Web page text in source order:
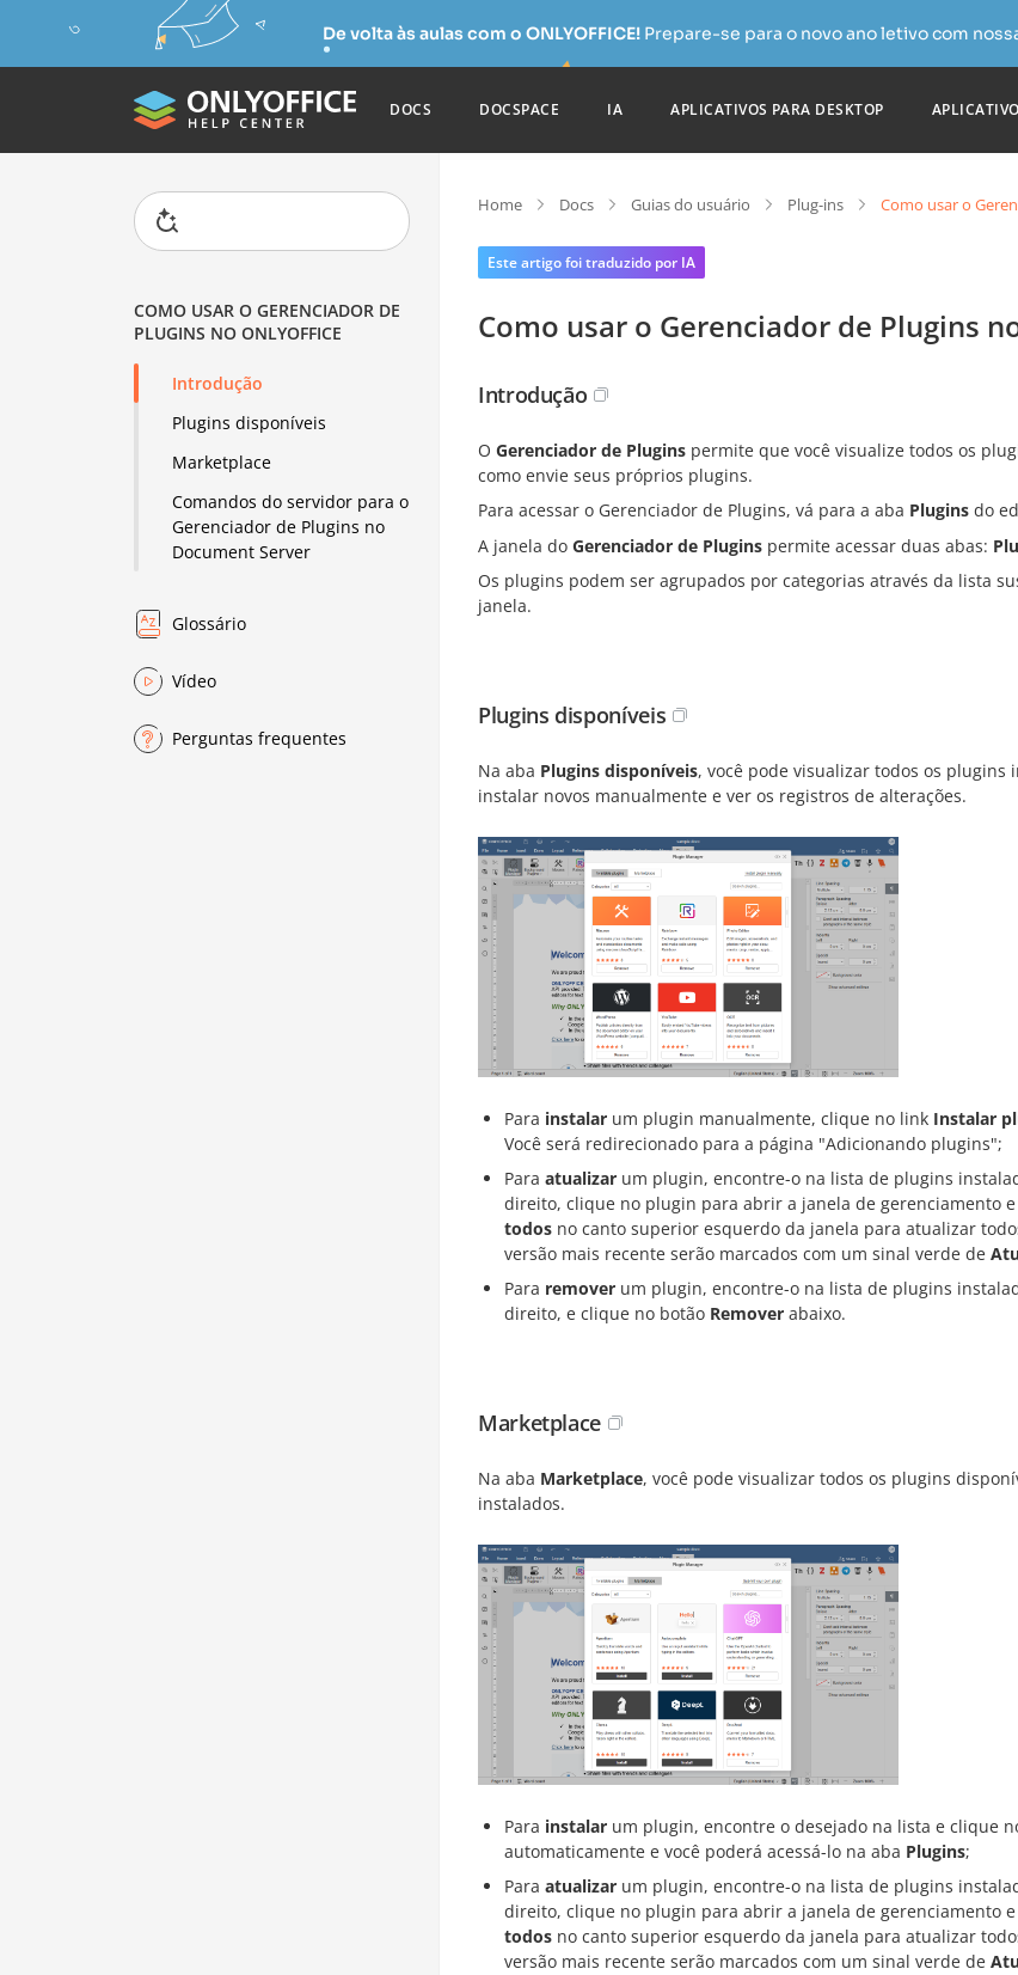
De volta às aulas com o ONLYOFFICE! Prepare-se para o novo ano letivo com
DOCS DOCSPACE IA APLICATIVOS PARA DESKTOP
COMO USAR O GERENCIADOR DE
PLUGINS NO ONLYOFFICE
Introdução
Plugins disponíveis
Marketplace
Comandos do servidor para o
Gerenciador de Plugins no
Document Server
Glossário
Vídeo
Perguntas frequentes
Home Docs Guias do usuário Plug-ins Como usar o
Este artigo foi traduzido por IA
Como usar o Gerenciador de Plugins no
Introdução
O Gerenciador de Plugins permite que você visualize todos os
como envie seus próprios plugins.
Para acessar o Gerenciador de Plugins, vá para a aba Plugins do
A janela do Gerenciador de Plugins permite acessar duas abas:
Os plugins podem ser agrupados por categorias através da lista
janela.
Plugins disponíveis
Na aba Plugins disponíveis, você pode visualizar todos os plugins
instalar novos manualmente e ver os registros de alterações.
Para instalar um plugin manualmente, clique no link Instalar
Você será redirecionado para a página "Adicionando plugins";
Para atualizar um plugin, encontre-o na lista de plugins
direito, clique no plugin para abrir a janela de gerenciamento
todos no canto superior esquerdo da janela para atualizar
versão mais recente serão marcados com um sinal verde de
Para remover um plugin, encontre-o na lista de plugins
direito, e clique no botão Remover abaixo.
Marketplace
Na aba Marketplace, você pode visualizar todos os plugins
instalados.
Para instalar um plugin, encontre o desejado na lista e clique
automaticamente e você poderá acessá-lo na aba Plugins;
Para atualizar um plugin, encontre-o na lista de plugins
direito, clique no plugin para abrir a janela de gerenciamento
todos no canto superior esquerdo da janela para atualizar
versão mais recente serão marcados com um sinal verde de